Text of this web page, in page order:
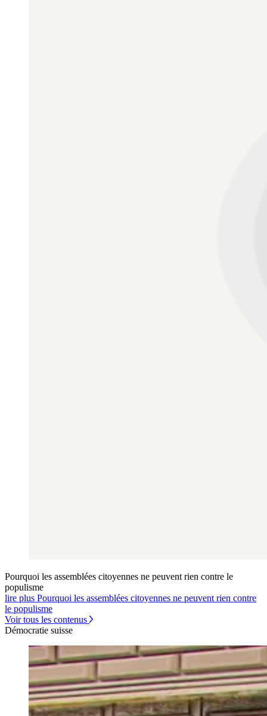
Pourquoi les assemblées citoyennes ne peuvent rien contre le
populisme
lire plus Pourquoi les assemblées citoyennes ne peuvent rien contre
le populisme
Voir tous les contenus
Démocratie suisse